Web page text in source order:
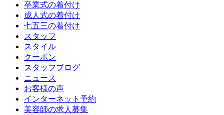
卒業式の着付け
成人式の着付け
七五三の着付け
スタッフ
スタイル
クーポン
スタッフブログ
ニュース
お客様の声
インターネット予約
美容師の求人募集